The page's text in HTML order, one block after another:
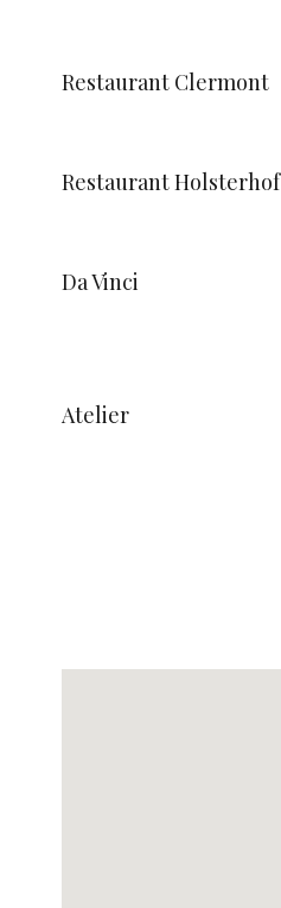
Restaurant Clermont
Restaurant Holsterhof
Da Vinci
Atelier